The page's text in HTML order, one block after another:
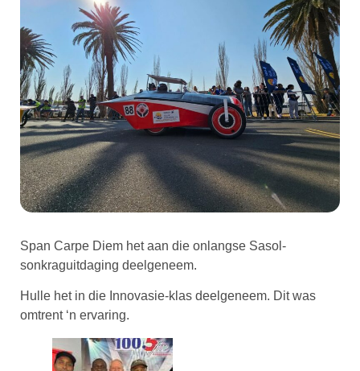
Span Carpe Diem het aan die onlangse Sasol-
sonkraguitdaging deelgeneem.
Hulle het in die Innovasie-klas deelgeneem. Dit was
omtrent ‘n ervaring.